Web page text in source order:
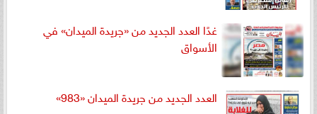
غدًا العدد الجديد من «جريدة الميدان» في
الأسواق
العدد الجديد من جريدة الميدان «983»